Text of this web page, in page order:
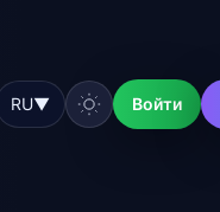
RU▼ Войти